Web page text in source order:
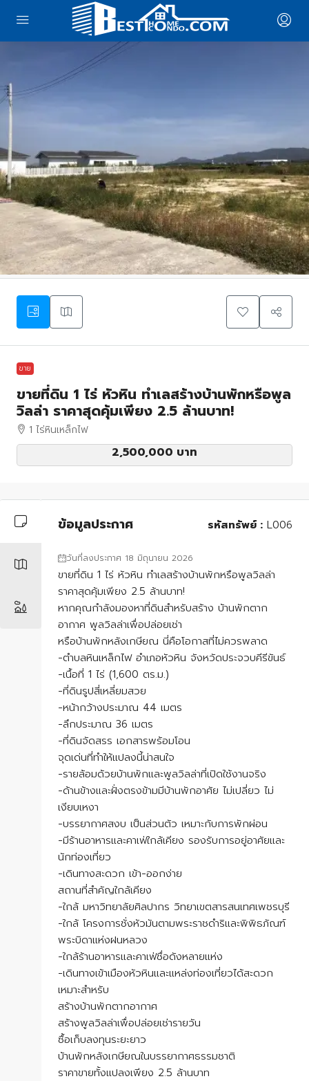
ขาย
ขายที่ดิน 1 ไร่ หัวหิน ทำเลสร้างบ้านพักหรือพูล
วิลล่า ราคาสุดคุ้มเพียง 2.5 ล้านบาท!
1 ไร่หินเหล็กไฟ
2,500,000 บาท
ข้อมูลประกาศ รหัสทรัพย์ : L006
วันที่ลงประกาศ 18 มิถุนายน 2026
ขายที่ดิน 1 ไร่ หัวหิน ทำเลสร้างบ้านพักหรือพูลวิลล่า
ราคาสุดคุ้มเพียง 2.5 ล้านบาท!
หากคุณกำลังมองหาที่ดินสำหรับสร้าง บ้านพักตาก
อากาศ พูลวิลล่าเพื่อปล่อยเช่า
หรือบ้านพักหลังเกษียณ นี่คือโอกาสที่ไม่ควรพลาด
-ตำบลหินเหล็กไฟ อำเภอหัวหิน จังหวัดประจวบคีรีขันธ์
-เนื้อที่ 1 ไร่ (1,600 ตร.ม.)
-ที่ดินรูปสี่เหลี่ยมสวย
-หน้ากว้างประมาณ 44 เมตร
-ลึกประมาณ 36 เมตร
-ที่ดินจัดสรร เอกสารพร้อมโอน
จุดเด่นที่ทำให้แปลงนี้น่าสนใจ
-รายล้อมด้วยบ้านพักและพูลวิลล่าที่เปิดใช้งานจริง
-ด้านข้างและฝั่งตรงข้ามมีบ้านพักอาศัย ไม่เปลี่ยว ไม่
เงียบเหงา
-บรรยากาศสงบ เป็นส่วนตัว เหมาะกับการพักผ่อน
-มีร้านอาหารและคาเฟ่ใกล้เคียง รองรับการอยู่อาศัยและ
นักท่องเที่ยว
-เดินทางสะดวก เข้า-ออกง่าย
สถานที่สำคัญใกล้เคียง
-ใกล้ มหาวิทยาลัยศิลปากร วิทยาเขตสารสนเทศเพชรบุรี
-ใกล้ โครงการชั่งหัวมันตามพระราชดำริและพิพิธภัณฑ์
พระบิดาแห่งฝนหลวง
-ใกล้ร้านอาหารและคาเฟ่ชื่อดังหลายแห่ง
-เดินทางเข้าเมืองหัวหินและแหล่งท่องเที่ยวได้สะดวก
เหมาะสำหรับ
สร้างบ้านพักตากอากาศ
สร้างพูลวิลล่าเพื่อปล่อยเช่ารายวัน
ซื้อเก็บลงทุนระยะยาว
บ้านพักหลังเกษียณในบรรยากาศธรรมชาติ
ราคาขายทั้งแปลงเพียง 2.5 ล้านบาท